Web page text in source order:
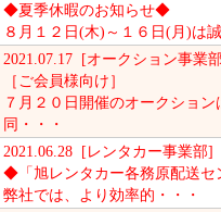
◆夏季休暇のお知らせ◆
８月１２日(木)～１６日(月)は
2021.07.17 [オークション事業
［ご会員様向け］
７月２０日開催のオークショ
同・・・
2021.06.28 [レンタカー事業部]
◆「旭レンタカー各務原配送
弊社では、より効率的・・・